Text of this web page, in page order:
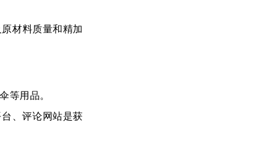
材料质量和精加
等用品。
、评论网站是获